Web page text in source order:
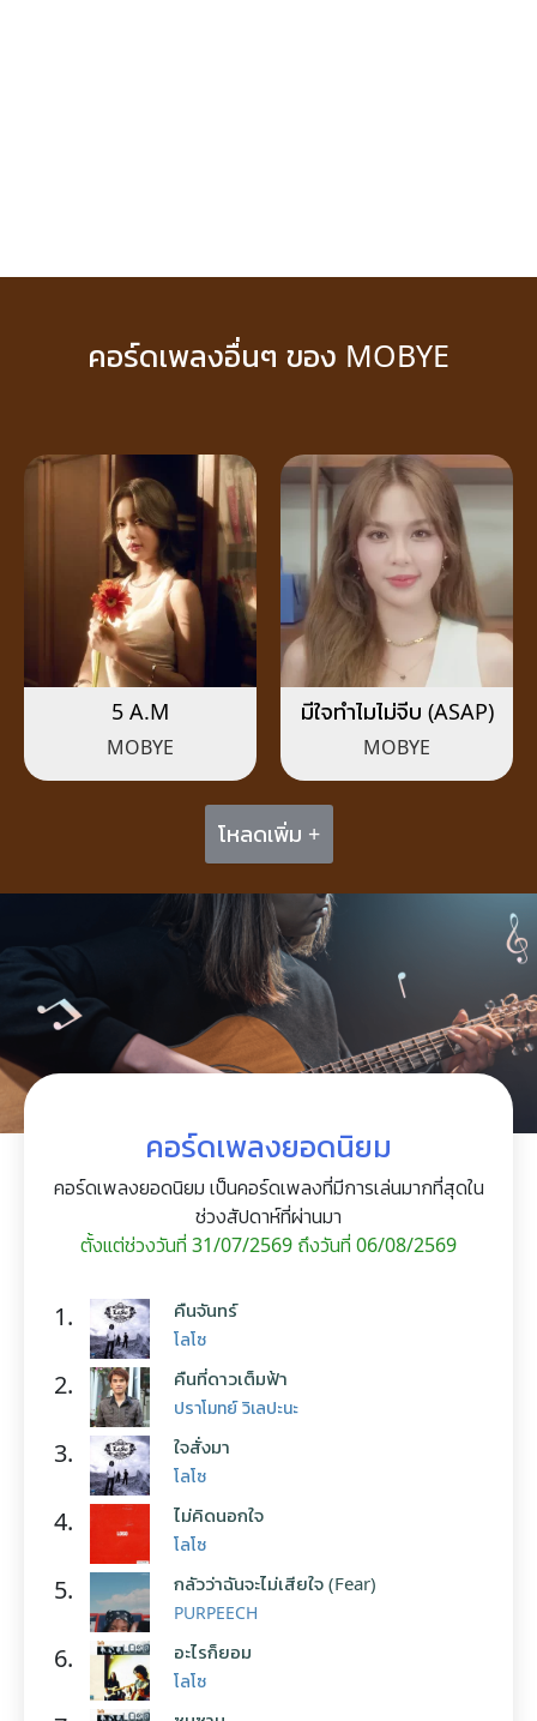
คอร์ดเพลงอื่นๆ ของ MOBYE
5 A.M
MOBYE
มีใจทำไมไม่จีบ (ASAP)
MOBYE
โหลดเพิ่ม +
คอร์ดเพลงยอดนิยม
คอร์ดเพลงยอดนิยม เป็นคอร์ดเพลงที่มีการเล่นมากที่สุดใน
ช่วงสัปดาห์ที่ผ่านมา
ตั้งแต่ช่วงวันที่ 31/07/2569 ถึงวันที่ 06/08/2569
1. คืนจันทร์
โลโซ
2. คืนที่ดาวเต็มฟ้า
ปราโมทย์ วิเลปะนะ
3. ใจสั่งมา
โลโซ
4. ไม่คิดนอกใจ
โลโซ
5. กลัวว่าฉันจะไม่เสียใจ (Fear)
PURPEECH
6. อะไรก็ยอม
โลโซ